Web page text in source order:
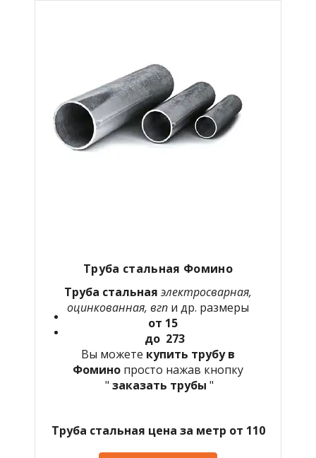
Труба стальная Фомино
Труба стальная электросварная,
оцинкованная, вгп и др. размеры
от 15
до 273
Вы можете купить трубу в
Фомино просто нажав кнопку
" заказать трубы "
Труба стальная цена за метр от 110